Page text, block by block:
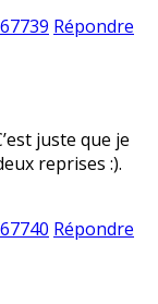
Répondre
juste que je
reprises :).
Répondre